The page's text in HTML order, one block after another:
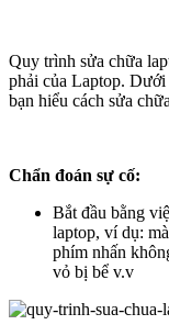
Quy trình sửa chữa
phải của Laptop.
bạn hiểu cách sửa
Chẩn đoán sự cố:
Bắt đầu bằng
laptop, ví dụ:
phím nhấn
vỏ bị bể v.v